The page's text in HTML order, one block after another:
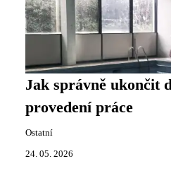
Jak správně ukončit
provedení práce
Ostatní
24. 05. 2026